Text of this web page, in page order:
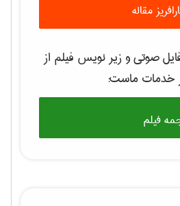
مقاله
صوتی و زیر نویس فیلم از
خدمات ماست:
فیلم